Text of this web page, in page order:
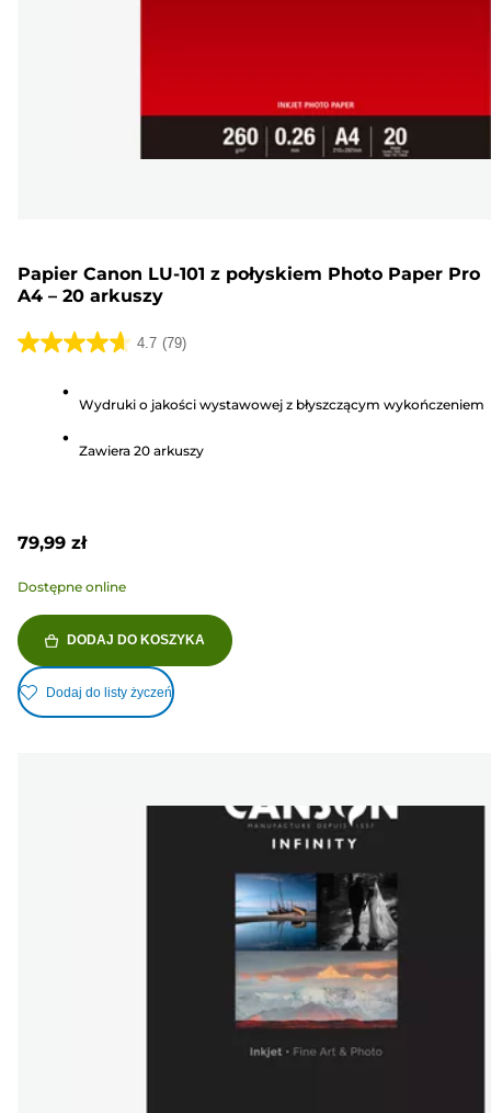
Papier Canon LU-101 z połyskiem Photo Paper Pro
A4 – 20 arkuszy
4.7 (79)
4.7
gwiazdek.
Wydruki o jakości wystawowej z błyszczącym wykończeniem
Zawiera 20 arkuszy
79,99 zł
Dostępne online
DODAJ DO KOSZYKA
Dodaj do listy życzeń